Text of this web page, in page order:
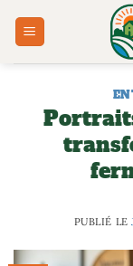
PUBLIÉ LE